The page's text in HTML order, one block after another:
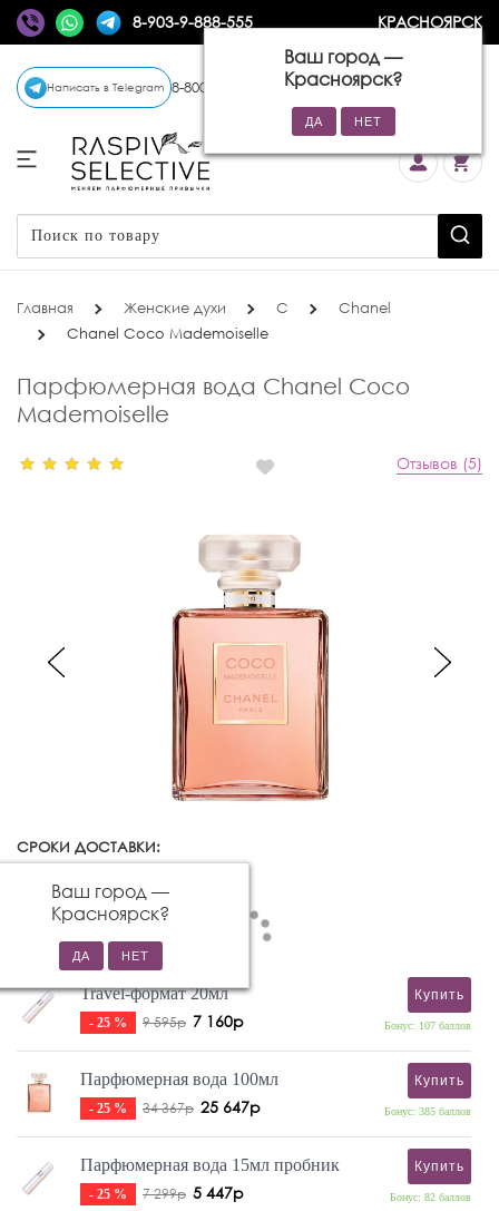
8-903-9-888-555 КРАСНОЯРСК
Ваш город —
Красноярск?
Написать в Telegram 8-800-770-72-34 (бесплатно)
Главная Женские духи C
Chanel
Chanel Coco Mademoiselle
Парфюмерная вода Chanel Coco
Mademoiselle
Отзывов (5)
СРОКИ ДОСТАВКИ:
Ваш город —
Красноярск?
Travel-формат 20мл
- 25 % 9 595р 7 160р
Купить
Бонус: 107 баллов
Парфюмерная вода 100мл
- 25 % 34 367р 25 647р
Купить
Бонус: 385 баллов
Парфюмерная вода 15мл пробник
- 25 % 7 299р 5 447р
Купить
Бонус: 82 баллов